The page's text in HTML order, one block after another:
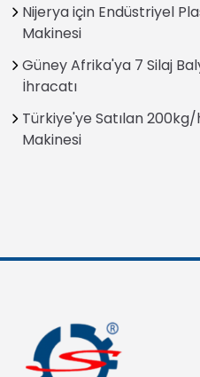
Nijerya için Endüstriyel
Makinesi
Güney Afrika'ya 7 Silaj
İhracatı
Türkiye'ye Satılan
Makinesi